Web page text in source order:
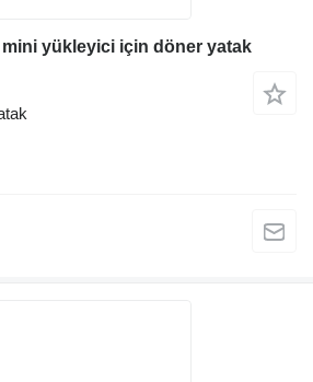
mini yükleyici için döner yatak